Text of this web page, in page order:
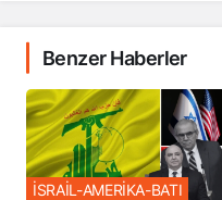
Benzer Haberler
İSRAİL-AMERİKA-BATI